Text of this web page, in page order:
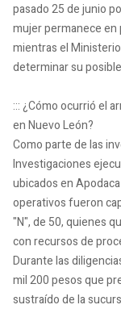
pasado 25 de junio
mujer permanece
mientras el
determinar su
::: ¿Cómo ocurrió el
en Nuevo León?
Como parte de las
Investigaciones
ubicados en
operativos fueron
"N", de 50, quienes
con recursos de
Durante las
mil 200 pesos que
sustraído de la